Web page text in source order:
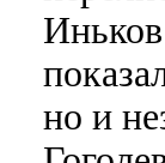
но и